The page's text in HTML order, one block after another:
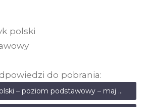
polski
do pobrania:
Matura język polski – poziom podstawowy – maj 2014